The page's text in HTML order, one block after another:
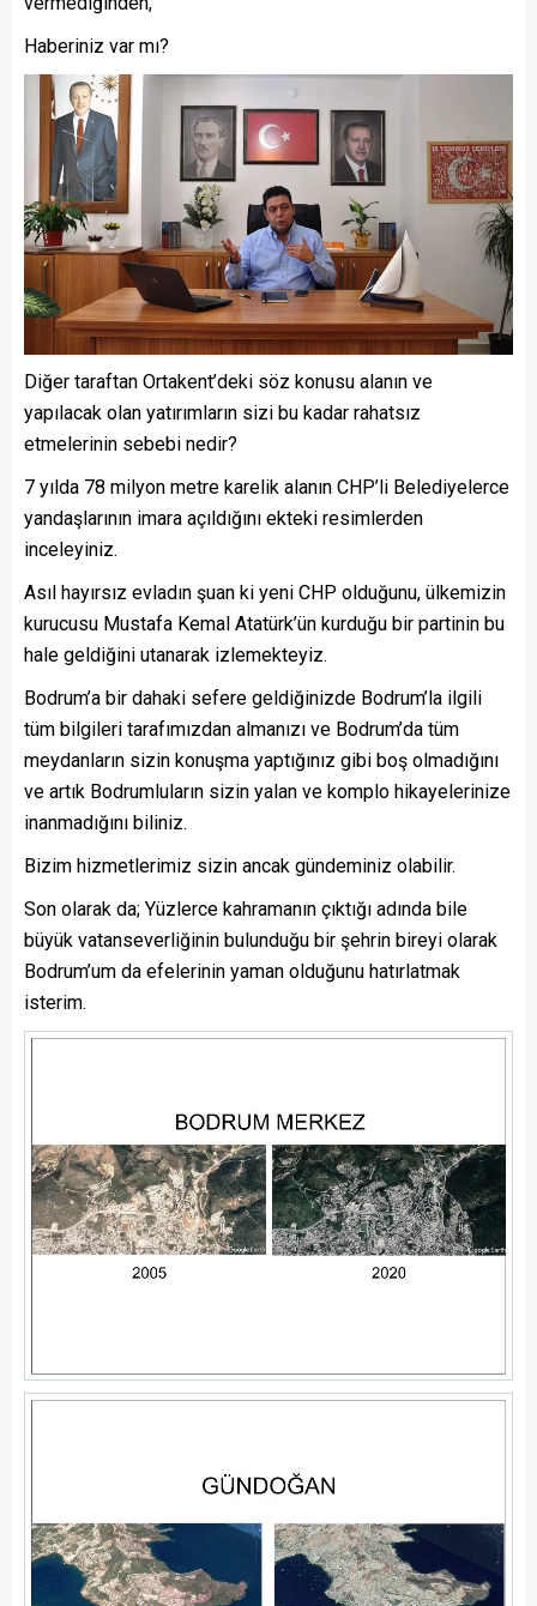
Haberiniz var mı?
Diğer taraftan Ortakent’deki söz konusu alanın ve
yapılacak olan yatırımların sizi bu kadar rahatsız
etmelerinin sebebi nedir?
7 yılda 78 milyon metre karelik alanın CHP’li Belediyelerce
yandaşlarının imara açıldığını ekteki resimlerden
inceleyiniz.
Asıl hayırsız evladın şuan ki yeni CHP olduğunu, ülkemizin
kurucusu Mustafa Kemal Atatürk’ün kurduğu bir partinin bu
hale geldiğini utanarak izlemekteyiz.
Bodrum’a bir dahaki sefere geldiğinizde Bodrum’la ilgili
tüm bilgileri tarafımızdan almanızı ve Bodrum’da tüm
meydanların sizin konuşma yaptığınız gibi boş olmadığını
ve artık Bodrumluların sizin yalan ve komplo hikayelerinize
inanmadığını biliniz.
Bizim hizmetlerimiz sizin ancak gündeminiz olabilir.
Son olarak da; Yüzlerce kahramanın çıktığı adında bile
büyük vatanseverliğinin bulunduğu bir şehrin bireyi olarak
Bodrum’um da efelerinin yaman olduğunu hatırlatmak
isterim.